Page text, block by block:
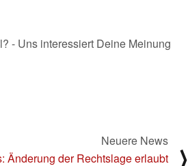
- Uns interessiert Deine Meinung
Neuere News
Änderung der Rechtslage erlaubt
⟩